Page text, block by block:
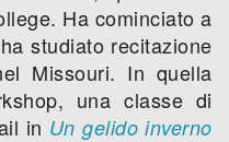
Ha cominciato a
studiato recitazione
Missouri. In quella
una classe di
in Un gelido inverno